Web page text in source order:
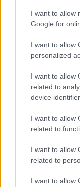
I want to allow
Google for
I want to allow
personalized
I want to allow
related to
device
I want to allow
related to
I want to allow
related to
I want to allow
o
NOTIZIE RECENTI
A
vigili